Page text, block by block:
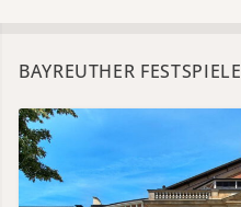
BAYREUTHER FESTSPIELE